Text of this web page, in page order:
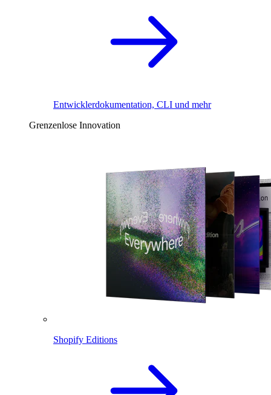
Entwicklerdokumentation, CLI und mehr
Grenzenlose Innovation
Shopify Editions